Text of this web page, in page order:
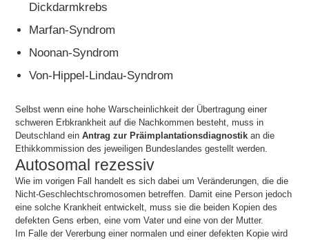
Dickdarmkrebs
Marfan-Syndrom
Noonan-Syndrom
Von-Hippel-Lindau-Syndrom
Selbst wenn eine hohe Warscheinlichkeit der Übertragung einer
schweren Erbkrankheit auf die Nachkommen besteht, muss in
Deutschland einAntrag zur Präimplantationsdiagnostik an die
Ethikkommission des jeweiligen Bundeslandes gestellt werden.
Autosomal rezessiv
Wie im vorigen Fall handelt es sich dabei um Veränderungen, die die
Nicht-Geschlechtschromosomen betreffen. Damit eine Person jedoch
eine solche Krankheit entwickelt, muss sie die beiden Kopien des
defekten Gens erben, eine vom Vater und eine von der Mutter.
Im Falle der Vererbung einer normalen und einer defekten Kopie wird